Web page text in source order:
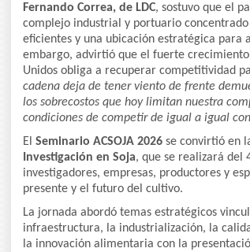
Fernando Correa, de LDC, sostuvo que el
complejo industrial y portuario
eficientes y una ubicación estratégica para
embargo, advirtió que el fuerte
Unidos obliga a recuperar competitividad
cadena deja de tener viento de frente
los sobrecostos que hoy limitan nuestra
condiciones de competir de igual a igual
El Seminario ACSOJA 2026 se convirtió en
Investigación en Soja, que se realizará del
investigadores, empresas, productores y
presente y el futuro del cultivo.
La jornada abordó temas estratégicos
infraestructura, la industrialización, la
la innovación alimentaria con la